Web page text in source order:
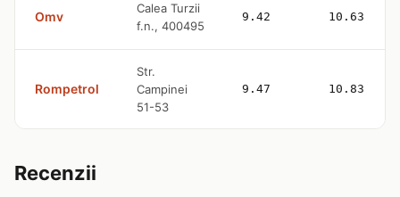
Omv
Calea Turzii
f.n., 400495
9.42 10.63
Rompetrol
Str.
Campinei
51-53
9.47 10.83
Recenzii